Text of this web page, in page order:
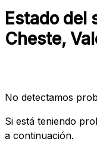
Estado del
Cheste,
No detectamos
Si está teniendo
a continuación.